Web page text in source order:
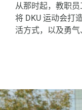
从那时起，教职
将 DKU 运动会打
活方式，以及勇气